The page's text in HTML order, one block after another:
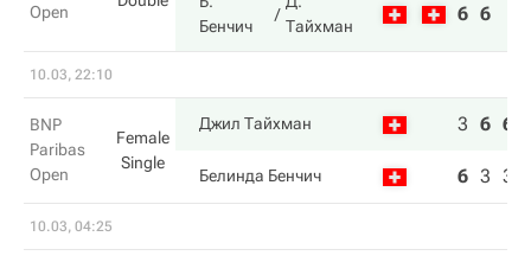
Open
Бенчич
Тайхман
6 6
10.03, 22:10
BNP
Paribas
Open
Female
Single
Джил Тайхман 3 6 6
Белинда Бенчич 6 3 3
10.03, 04:25